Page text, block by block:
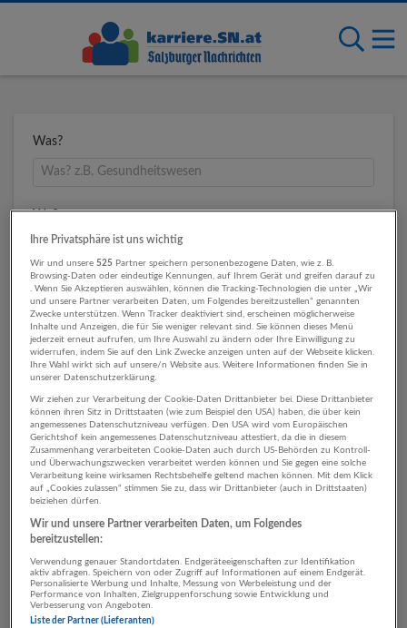
Was?
Wo?
Umkreis
1 Technik, Ingenieurwesen
Sonstige Dienstleistungen
Unternehmen
Ihre Privatsphäre ist uns wichtig
Wir und unsere525 Partner speichern personenbezogene Daten, wie z. B.
Browsing-Daten oder eindeutige Kennungen, auf Ihrem Gerät und greifen darauf zu
. Wenn Sie Akzeptieren auswählen, können die Tracking-Technologien die unter „Wir
und unsere Partner verarbeiten Daten, um Folgendes bereitzustellen“ genannten
Zwecke unterstützen. Wenn Tracker deaktiviert sind, erscheinen möglicherweise
Inhalte und Anzeigen, die für Sie weniger relevant sind. Sie können dieses Menü
jederzeit erneut aufrufen, um Ihre Auswahl zu ändern oder Ihre Einwilligung zu
widerrufen, indem Sie auf den Link Zwecke anzeigen unten auf der Webseite klicken.
Ihre Wahl wirkt sich auf unsere/n Website aus. Weitere Informationen finden Sie in
unserer Datenschutzerklärung.
Wir ziehen zur Verarbeitung der Cookie-Daten Drittanbieter bei. Diese Drittanbieter
können ihren Sitz in Drittstaaten (wie zum Beispiel den USA) haben, die über kein
angemessenes Datenschutzniveau verfügen. Den USA wird vom Europäischen
Gerichtshof kein angemessenes Datenschutzniveau attestiert, da die in diesem
Zusammenhang verarbeiteten Cookie-Daten auch durch US-Behörden zu Kontroll-
und Überwachungszwecken verarbeitet werden können und Sie gegen eine solche
Verarbeitung keine wirksamen Rechtsbehelfe geltend machen können. Mit dem Klick
auf „Cookies zulassen“ stimmen Sie zu, dass wir Drittanbieter (auch in Drittstaaten)
beiziehen dürfen.
Wir und unsere Partner verarbeiten Daten, um Folgendes
bereitzustellen:
Verwendung genauer Standortdaten. Endgeräteeigenschaften zur Identifikation
aktiv abfragen. Speichern von oder Zugriff auf Informationen auf einem Endgerät.
Personalisierte Werbung und Inhalte, Messung von Werbeleistung und der
Performance von Inhalten, Zielgruppenforschung sowie Entwicklung und
Verbesserung von Angeboten.
Liste der Partner (Lieferanten)